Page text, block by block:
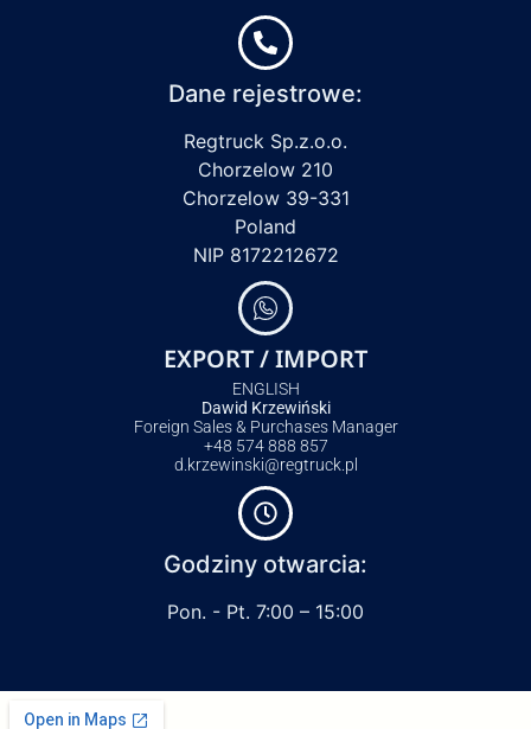
Dane rejestrowe:
Regtruck Sp.z.o.o.
Chorzelow 210
Chorzelow 39-331
Poland
NIP 8172212672
EXPORT / IMPORT
ENGLISH
Dawid Krzewiński
Foreign Sales & Purchases Manager
+48 574 888 857
d.krzewinski@regtruck.pl
Godziny otwarcia:
Pon. - Pt. 7:00 – 15:00